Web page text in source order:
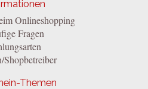
Onlineshopping
Fragen
Shopbetreiber
Themen